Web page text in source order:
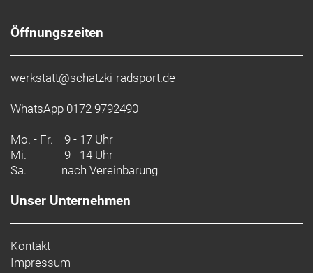
Öffnungszeiten
werkstatt@schatzki-radsport.de
WhatsApp 0172 9792490
Mo. - Fr. 9 - 17 Uhr
Mi.
9 - 14 Uhr
Sa.
nach Vereinbarung
Unser Unternehmen
Kontakt
Impressum